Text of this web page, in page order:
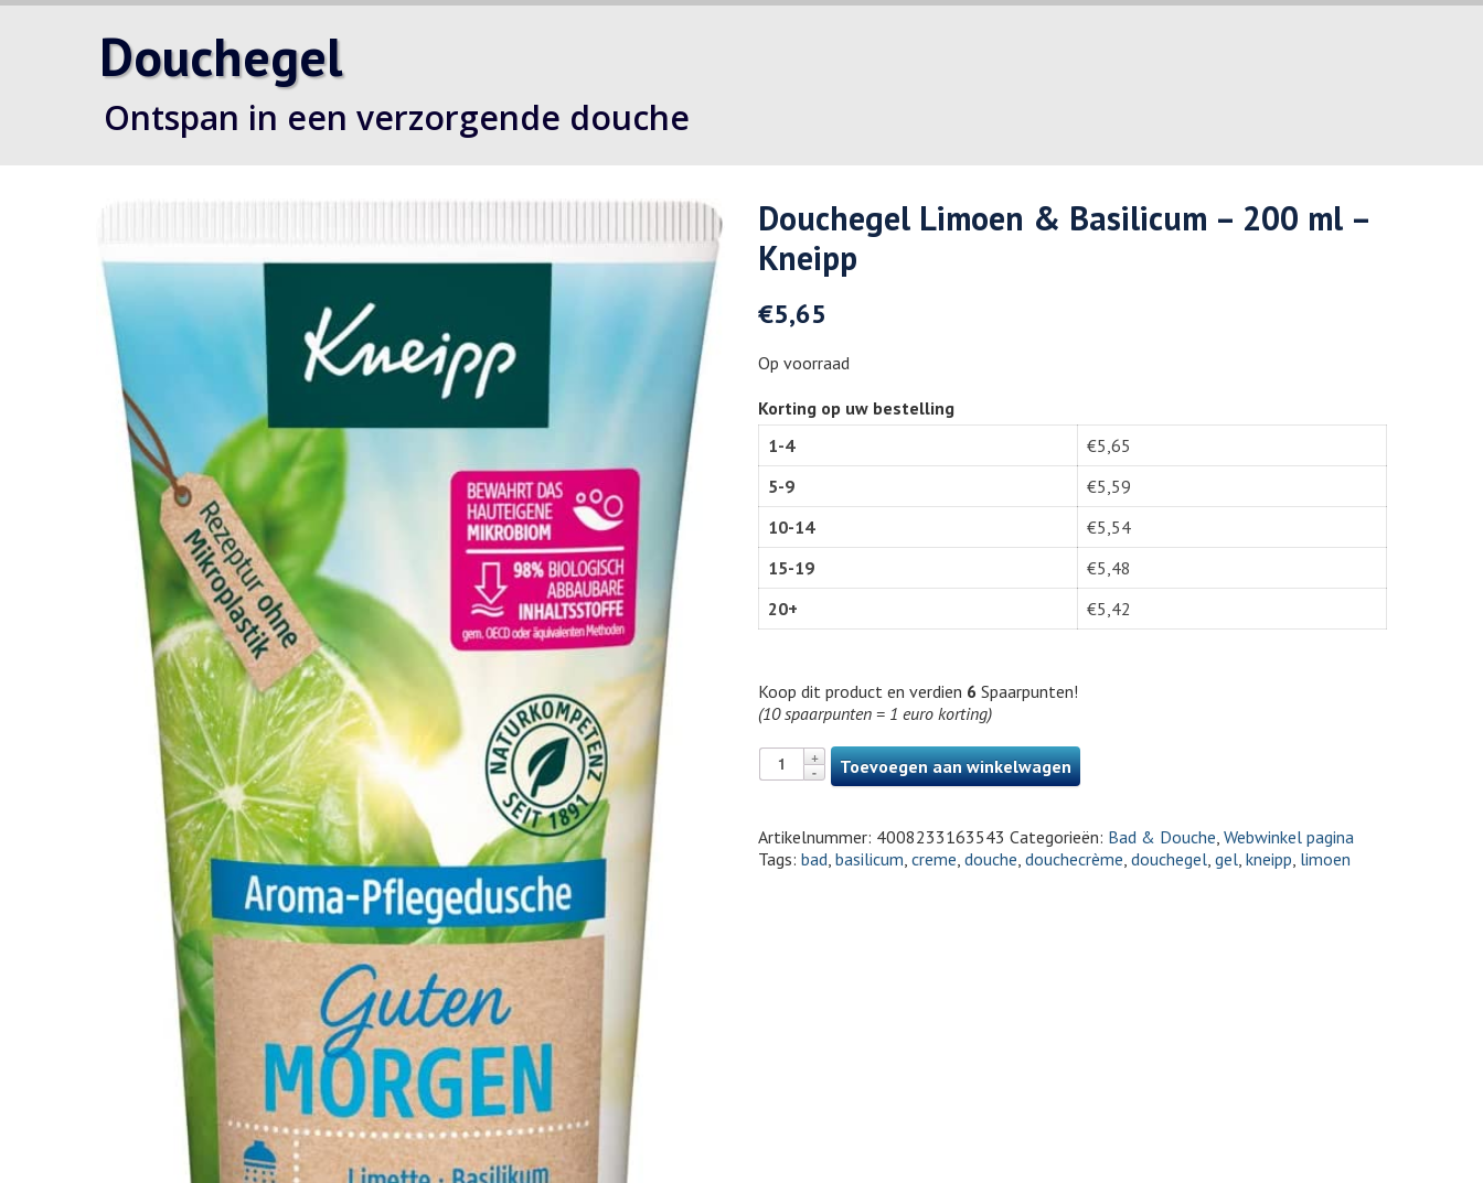
Douchegel
Ontspan in een verzorgende douche
Douchegel Limoen & Basilicum – 200 ml –
Kneipp
€5,65
Op voorraad
Korting op uw bestelling
1-4
€5,65
5-9
€5,59
10-14
€5,54
15-19
€5,48
20+
€5,42
Koop dit product en verdien 6 Spaarpunten!
(10 spaarpunten = 1 euro korting)
Toevoegen aan winkelwagen
Artikelnummer: 4008233163543 Categorieën: Bad & Douche, Webwinkel pagina
Tags: bad, basilicum, creme, douche, douchecrème, douchegel, gel, kneipp, limoen